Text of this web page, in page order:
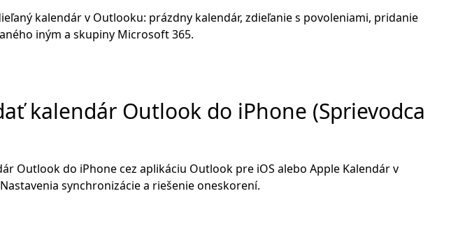
kalendár v Outlooku: prázdny kalendár, zdieľanie s povoleniami, pridanie
iným a skupiny Microsoft 365.
kalendár Outlook do iPhone (Sprievodca
Outlook do iPhone cez aplikáciu Outlook pre iOS alebo Apple Kalendár v
synchronizácie a riešenie oneskorení.